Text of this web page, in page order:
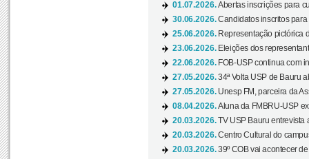
01.07.2026.Abertas inscrições para
30.06.2026.Candidatos inscritos
25.06.2026. Representação pictórica
23.06.2026. Eleições dos
22.06.2026. FOB-USP continua com
27.05.2026.34ª Volta USP de Bauru
27.05.2026. Unesp FM, parceira da
08.04.2026.Aluna da FMBRU-USP
20.03.2026.TV USP Bauru entrevista
20.03.2026.Centro Cultural do
20.03.2026.39º COB vai acontecer